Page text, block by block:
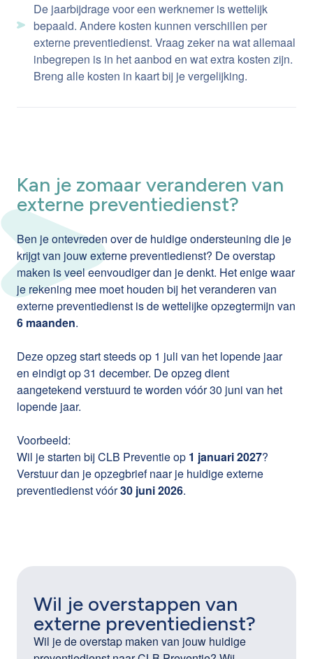
De jaarbijdrage voor een werknemer is wettelijk
bepaald. Andere kosten kunnen verschillen per
externe preventiedienst. Vraag zeker na wat allemaal
inbegrepen is in het aanbod en wat extra kosten zijn.
Breng alle kosten in kaart bij je vergelijking.
Kan je zomaar veranderen van
externe preventiedienst?
Ben je ontevreden over de huidige ondersteuning die je
krijgt van jouw externe preventiedienst? De overstap
maken is veel eenvoudiger dan je denkt. Het enige waar
je rekening mee moet houden bij het veranderen van
externe preventiedienst is de wettelijke opzegtermijn van
6 maanden.
Deze opzeg start steeds op 1 juli van het lopende jaar
en eindigt op 31 december. De opzeg dient
aangetekend verstuurd te worden vóór 30 juni van het
lopende jaar.
Voorbeeld:
Wil je starten bij CLB Preventie op 1 januari 2027?
Verstuur dan je opzegbrief naar je huidige externe
preventiedienst vóór30 juni 2026.
Wil je overstappen van
externe preventiedienst?
Wil je de overstap maken van jouw huidige